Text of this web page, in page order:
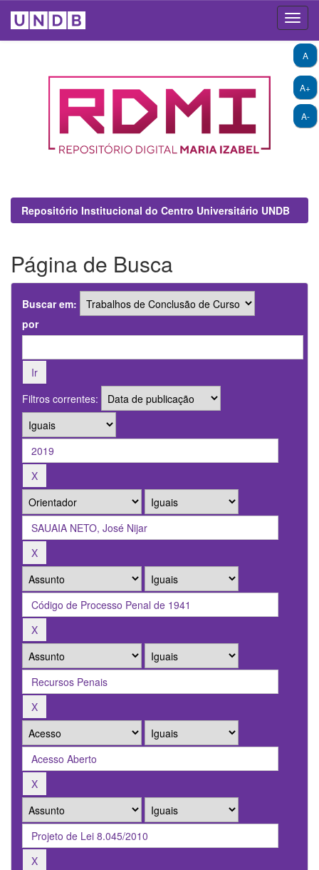
A+
A-
A
Repositório Institucional do Centro Universitário UNDB
Página de Busca
Buscar em:
por
Filtros correntes: